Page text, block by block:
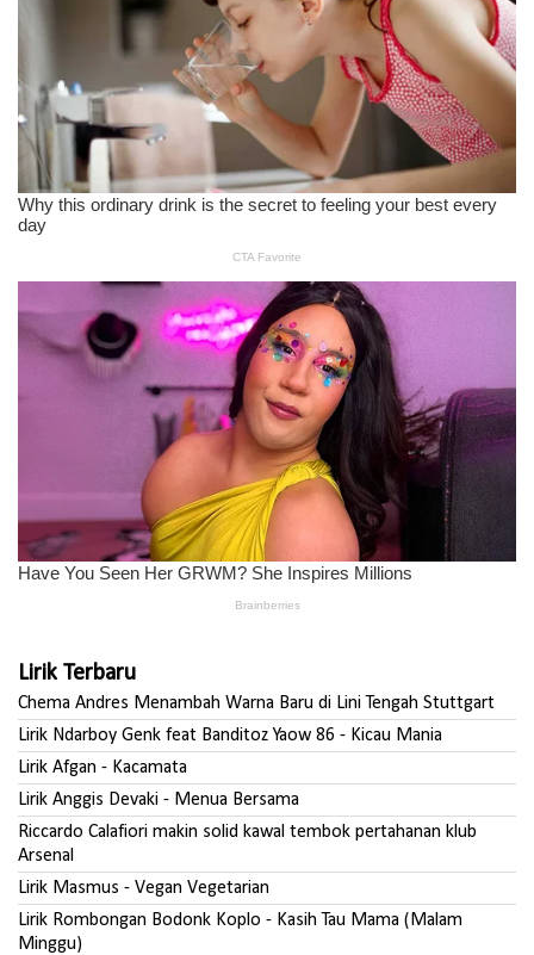
Lirik Terbaru
Chema Andres Menambah Warna Baru di Lini Tengah Stuttgart
Lirik Ndarboy Genk feat Banditoz Yaow 86 - Kicau Mania
Lirik Afgan - Kacamata
Lirik Anggis Devaki - Menua Bersama
Riccardo Calafiori makin solid kawal tembok pertahanan klub
Arsenal
Lirik Masmus - Vegan Vegetarian
Lirik Rombongan Bodonk Koplo - Kasih Tau Mama (Malam
Minggu)